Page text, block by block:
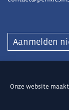
Onze website
Aanmelden